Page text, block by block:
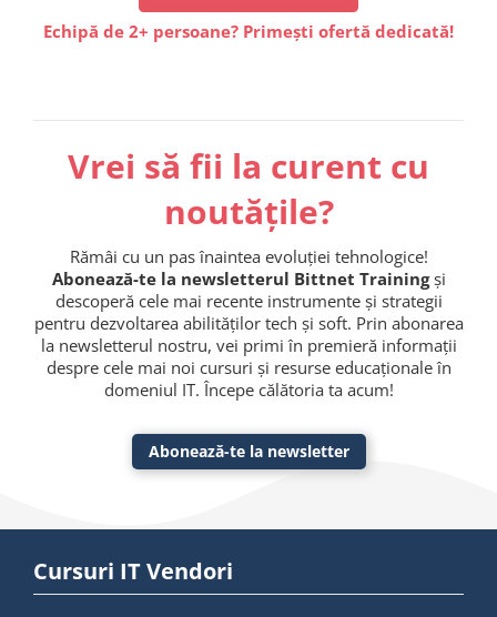
Echipă de 2+ persoane? Primești ofertă dedicată!
Vrei să fii la curent cu
noutățile?
Rămâi cu un pas înaintea evoluției tehnologice!
Abonează-te la newsletterul Bittnet Trainingși
descoperă cele mai recente instrumente și strategii
pentru dezvoltarea abilităților tech și soft. Prin abonarea
la newsletterul nostru, vei primi în premieră informații
despre cele mai noi cursuri și resurse educaționale în
domeniul IT. Începe călătoria ta acum!
Abonează-te la newsletter
Cursuri IT Vendori